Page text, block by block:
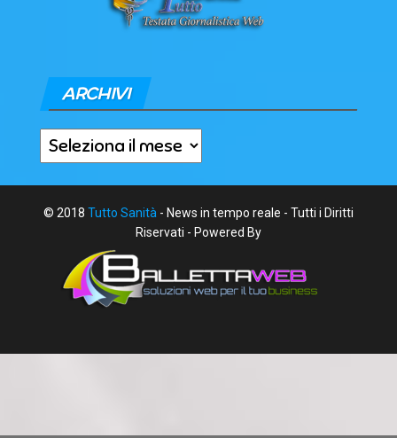
ARCHIVI
Archivi
© 2018 Tutto Sanità - News in tempo reale - Tutti i Diritti
Riservati - Powered By